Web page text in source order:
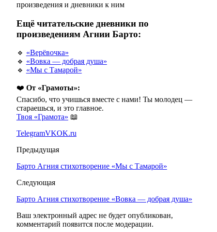
произведения и дневники к ним
Ещё читательские дневники по
произведениям Агнии Барто:
🔹 «Верёвочка»
🔹 «Вовка — добрая душа»
🔹 «Мы с Тамарой»
❤️ От «Грамоты»:
Спасибо, что учишься вместе с нами! Ты молодец —
стараешься, и это главное.
Твоя «Грамота» 📖
TelegramVKOK.ru
Предыдущая
Барто Агния стихотворение «Мы с Тамарой»
Следующая
Барто Агния стихотворение «Вовка — добрая душа»
Ваш электронный адрес не будет опубликован,
комментарий появится после модерации.